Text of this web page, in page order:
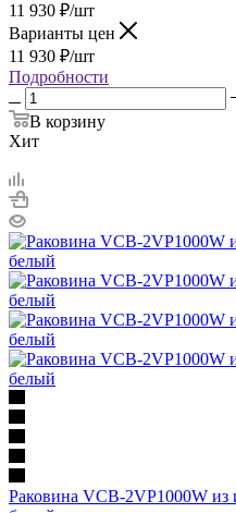
11 930 ₽/шт
Варианты цен
11 930 ₽/шт
Подробности
В корзину
Хит
Раковина VCB-2VP1000W из